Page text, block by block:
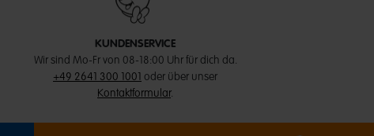
KUNDENSERVICE
Wir sind Mo-Fr von 08-18:00 Uhr für dich da.
+49 2641 300 1001
oder über unser
Kontaktformular.